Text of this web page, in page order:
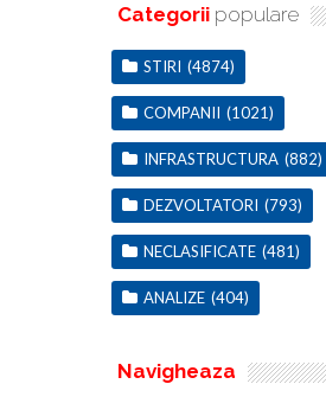
Categorii populare
STIRI (4874)
COMPANII (1021)
INFRASTRUCTURA (882)
DEZVOLTATORI (793)
NECLASIFICATE (481)
ANALIZE (404)
Navigheaza